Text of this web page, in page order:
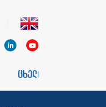
ცხელი ხაზი